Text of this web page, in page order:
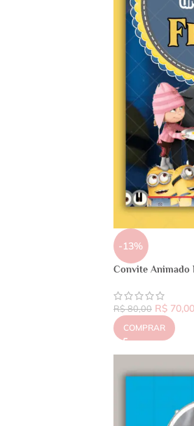
-13%
Convite Animado
R$80,00 R$70,00
COMPRAR